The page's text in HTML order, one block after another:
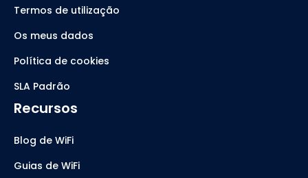
Termos de utilização
Os meus dados
Política de cookies
SLA Padrão
Recursos
Blog de WiFi
Guias de WiFi